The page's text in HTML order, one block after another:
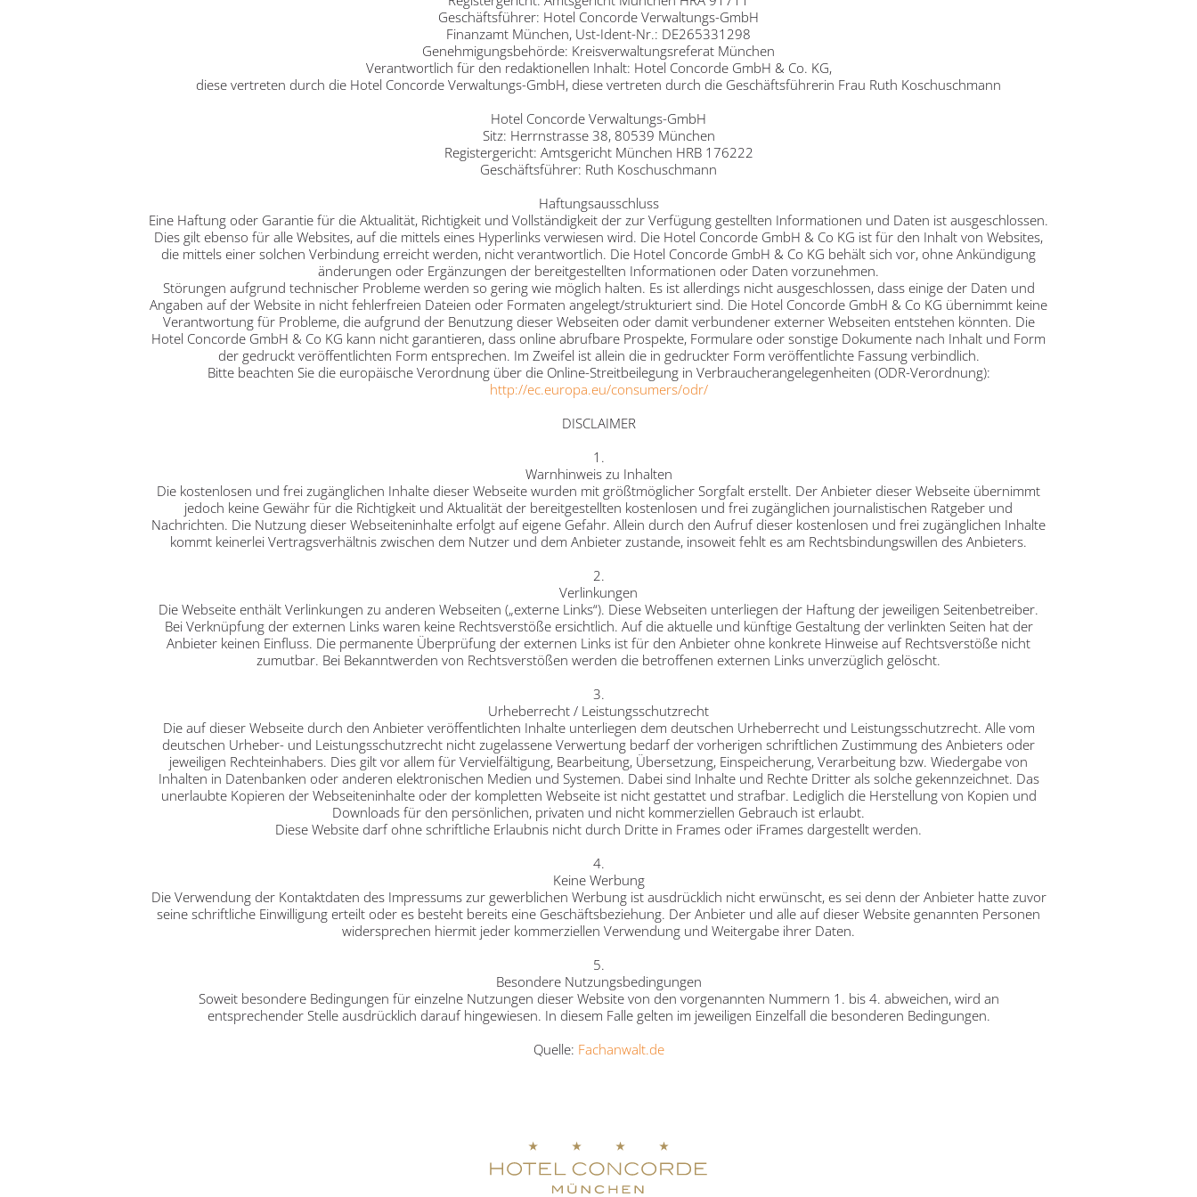
Geschäftsführer: Hotel Concorde Verwaltungs-GmbH
Finanzamt München, Ust-Ident-Nr.: DE265331298
Genehmigungsbehörde: Kreisverwaltungsreferat München
Verantwortlich für den redaktionellen Inhalt: Hotel Concorde GmbH & Co. KG,
diese vertreten durch die Hotel Concorde Verwaltungs-GmbH, diese vertreten durch die Geschäftsführerin Frau Ruth Koschuschmann
Hotel Concorde Verwaltungs-GmbH
Sitz: Herrnstrasse 38, 80539 München
Registergericht: Amtsgericht München HRB 176222
Geschäftsführer: Ruth Koschuschmann
Haftungsausschluss
Eine Haftung oder Garantie für die Aktualität, Richtigkeit und Vollständigkeit der zur Verfügung gestellten Informationen und Daten ist ausgeschlossen.
Dies gilt ebenso für alle Websites, auf die mittels eines Hyperlinks verwiesen wird. Die Hotel Concorde GmbH & Co KG ist für den Inhalt von Websites,
die mittels einer solchen Verbindung erreicht werden, nicht verantwortlich. Die Hotel Concorde GmbH & Co KG behält sich vor, ohne Ankündigung
änderungen oder Ergänzungen der bereitgestellten Informationen oder Daten vorzunehmen.
Störungen aufgrund technischer Probleme werden so gering wie möglich halten. Es ist allerdings nicht ausgeschlossen, dass einige der Daten und
Angaben auf der Website in nicht fehlerfreien Dateien oder Formaten angelegt/strukturiert sind. Die Hotel Concorde GmbH & Co KG übernimmt keine
Verantwortung für Probleme, die aufgrund der Benutzung dieser Webseiten oder damit verbundener externer Webseiten entstehen könnten. Die
Hotel Concorde GmbH & Co KG kann nicht garantieren, dass online abrufbare Prospekte, Formulare oder sonstige Dokumente nach Inhalt und Form
der gedruckt veröffentlichten Form entsprechen. Im Zweifel ist allein die in gedruckter Form veröffentlichte Fassung verbindlich.
Bitte beachten Sie die europäische Verordnung über die Online-Streitbeilegung in Verbraucherangelegenheiten (ODR-Verordnung):
http://ec.europa.eu/consumers/odr/
DISCLAIMER
1.
Warnhinweis zu Inhalten
Die kostenlosen und frei zugänglichen Inhalte dieser Webseite wurden mit größtmöglicher Sorgfalt erstellt. Der Anbieter dieser Webseite übernimmt
jedoch keine Gewähr für die Richtigkeit und Aktualität der bereitgestellten kostenlosen und frei zugänglichen journalistischen Ratgeber und
Nachrichten. Die Nutzung dieser Webseiteninhalte erfolgt auf eigene Gefahr. Allein durch den Aufruf dieser kostenlosen und frei zugänglichen Inhalte
kommt keinerlei Vertragsverhältnis zwischen dem Nutzer und dem Anbieter zustande, insoweit fehlt es am Rechtsbindungswillen des Anbieters.
2.
Verlinkungen
Die Webseite enthält Verlinkungen zu anderen Webseiten („externe Links“). Diese Webseiten unterliegen der Haftung der jeweiligen Seitenbetreiber.
Bei Verknüpfung der externen Links waren keine Rechtsverstöße ersichtlich. Auf die aktuelle und künftige Gestaltung der verlinkten Seiten hat der
Anbieter keinen Einfluss. Die permanente Überprüfung der externen Links ist für den Anbieter ohne konkrete Hinweise auf Rechtsverstöße nicht
zumutbar. Bei Bekanntwerden von Rechtsverstößen werden die betroffenen externen Links unverzüglich gelöscht.
3.
Urheberrecht / Leistungsschutzrecht
Die auf dieser Webseite durch den Anbieter veröffentlichten Inhalte unterliegen dem deutschen Urheberrecht und Leistungsschutzrecht. Alle vom
deutschen Urheber- und Leistungsschutzrecht nicht zugelassene Verwertung bedarf der vorherigen schriftlichen Zustimmung des Anbieters oder
jeweiligen Rechteinhabers. Dies gilt vor allem für Vervielfältigung, Bearbeitung, Übersetzung, Einspeicherung, Verarbeitung bzw. Wiedergabe von
Inhalten in Datenbanken oder anderen elektronischen Medien und Systemen. Dabei sind Inhalte und Rechte Dritter als solche gekennzeichnet. Das
unerlaubte Kopieren der Webseiteninhalte oder der kompletten Webseite ist nicht gestattet und strafbar. Lediglich die Herstellung von Kopien und
Downloads für den persönlichen, privaten und nicht kommerziellen Gebrauch ist erlaubt.
Diese Website darf ohne schriftliche Erlaubnis nicht durch Dritte in Frames oder iFrames dargestellt werden.
4.
Keine Werbung
Die Verwendung der Kontaktdaten des Impressums zur gewerblichen Werbung ist ausdrücklich nicht erwünscht, es sei denn der Anbieter hatte zuvor
seine schriftliche Einwilligung erteilt oder es besteht bereits eine Geschäftsbeziehung. Der Anbieter und alle auf dieser Website genannten Personen
widersprechen hiermit jeder kommerziellen Verwendung und Weitergabe ihrer Daten.
5.
Besondere Nutzungsbedingungen
Soweit besondere Bedingungen für einzelne Nutzungen dieser Website von den vorgenannten Nummern 1. bis 4. abweichen, wird an
entsprechender Stelle ausdrücklich darauf hingewiesen. In diesem Falle gelten im jeweiligen Einzelfall die besonderen Bedingungen.
Quelle: Fachanwalt.de